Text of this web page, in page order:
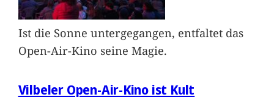
Ist die Sonne untergegangen, entfaltet das
Open-Air-Kino seine Magie.
Vilbeler Open-Air-Kino ist Kult